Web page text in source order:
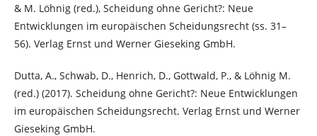
& M. Löhnig (red.), Scheidung ohne Gericht?: Neue
Entwicklungen im europäischen Scheidungsrecht (ss. 31–
56). Verlag Ernst und Werner Gieseking GmbH.
Dutta, A., Schwab, D., Henrich, D., Gottwald, P., & Löhnig M.
(red.) (2017). Scheidung ohne Gericht?: Neue Entwicklungen
im europäischen Scheidungsrecht. Verlag Ernst und Werner
Gieseking GmbH.